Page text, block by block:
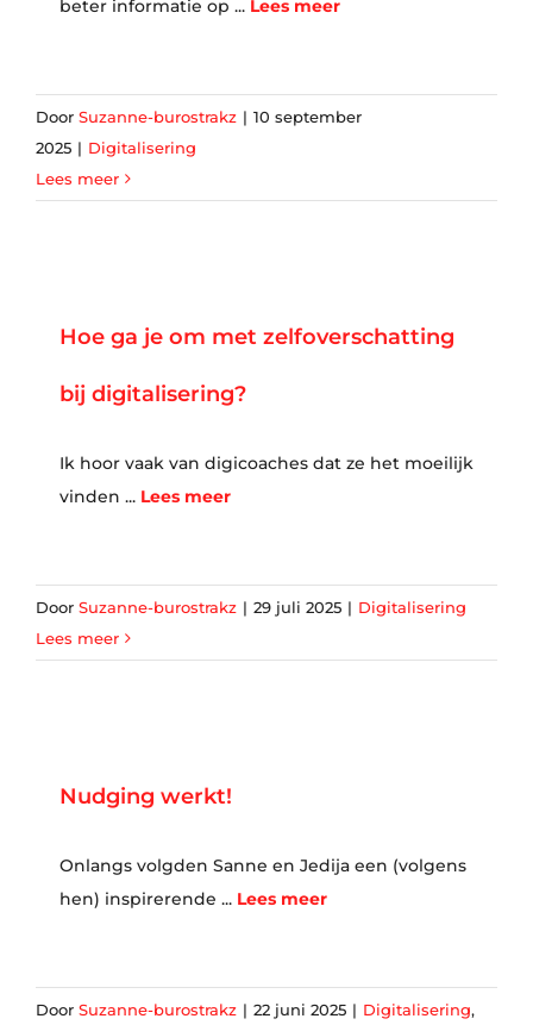
beter informatie op ... Lees meer
Door Suzanne-burostrakz | 10 september
2025 | Digitalisering
Lees meer
Hoe ga je om met zelfoverschatting
bij digitalisering?
Ik hoor vaak van digicoaches dat ze het moeilijk
vinden ... Lees meer
Door Suzanne-burostrakz | 29 juli 2025 | Digitalisering
Lees meer
Nudging werkt!
Onlangs volgden Sanne en Jedija een (volgens
hen) inspirerende ... Lees meer
Door Suzanne-burostrakz | 22 juni 2025 | Digitalisering,